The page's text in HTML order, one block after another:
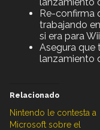
Re-confirma
trabajando
si era para
Asegura que
lanzamiento
Relacionado
Nintendo le contesta a
Microsoft sobre el